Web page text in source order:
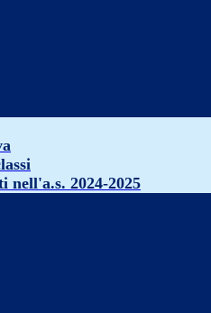
nell'a.s. 2024-2025